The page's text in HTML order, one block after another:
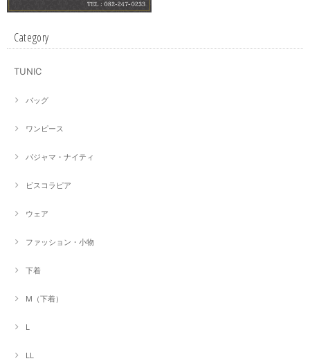
Category
TUNIC
バッグ
ワンピース
パジャマ・ナイティ
ビスコラピア
ウェア
ファッション・小物
下着
M（下着）
L
LL